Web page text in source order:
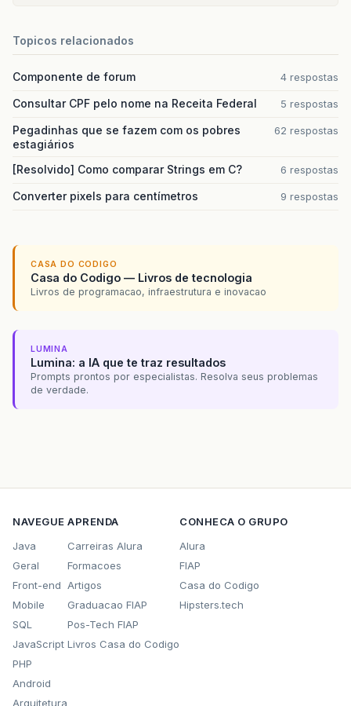
Topicos relacionados
Componente de forum 4 respostas
Consultar CPF pelo nome na Receita Federal 5 respostas
Pegadinhas que se fazem com os pobres
estagiários
62 respostas
[Resolvido] Como comparar Strings em C? 6 respostas
Converter pixels para centímetros 9 respostas
CASA DO CODIGO
Casa do Codigo — Livros de tecnologia
Livros de programacao, infraestrutura e inovacao
LUMINA
Lumina: a IA que te traz resultados
Prompts prontos por especialistas. Resolva seus problemas
de verdade.
NAVEGUE
Java
Geral
Front-end
Mobile
SQL
JavaScript
PHP
Android
Arquitetura
APRENDA
Carreiras Alura
Formacoes
Artigos
Graduacao FIAP
Pos-Tech FIAP
Livros Casa do Codigo
CONHECA O GRUPO
Alura
FIAP
Casa do Codigo
Hipsters.tech